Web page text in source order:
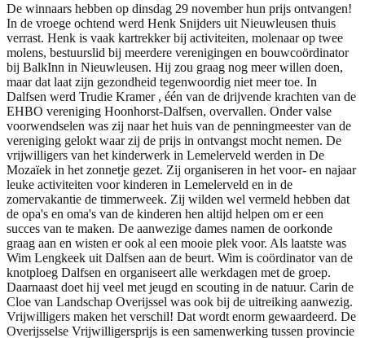
De winnaars hebben op dinsdag 29 november hun prijs ontvangen!
In de vroege ochtend werd Henk Snijders uit Nieuwleusen thuis
verrast. Henk is vaak kartrekker bij activiteiten, molenaar op twee
molens, bestuurslid bij meerdere verenigingen en bouwcoördinator
bij BalkInn in Nieuwleusen. Hij zou graag nog meer willen doen,
maar dat laat zijn gezondheid tegenwoordig niet meer toe. In
Dalfsen werd Trudie Kramer , één van de drijvende krachten van de
EHBO vereniging Hoonhorst-Dalfsen, overvallen. Onder valse
voorwendselen was zij naar het huis van de penningmeester van de
vereniging gelokt waar zij de prijs in ontvangst mocht nemen. De
vrijwilligers van het kinderwerk in Lemelerveld werden in De
Mozaïek in het zonnetje gezet. Zij organiseren in het voor- en najaar
leuke activiteiten voor kinderen in Lemelerveld en in de
zomervakantie de timmerweek. Zij wilden wel vermeld hebben dat
de opa's en oma's van de kinderen hen altijd helpen om er een
succes van te maken. De aanwezige dames namen de oorkonde
graag aan en wisten er ook al een mooie plek voor. Als laatste was
Wim Lengkeek uit Dalfsen aan de beurt. Wim is coördinator van de
knotploeg Dalfsen en organiseert alle werkdagen met de groep.
Daarnaast doet hij veel met jeugd en scouting in de natuur. Carin de
Cloe van Landschap Overijssel was ook bij de uitreiking aanwezig.
Vrijwilligers maken het verschil! Dat wordt enorm gewaardeerd. De
Overijsselse Vrijwilligersprijs is een samenwerking tussen provincie